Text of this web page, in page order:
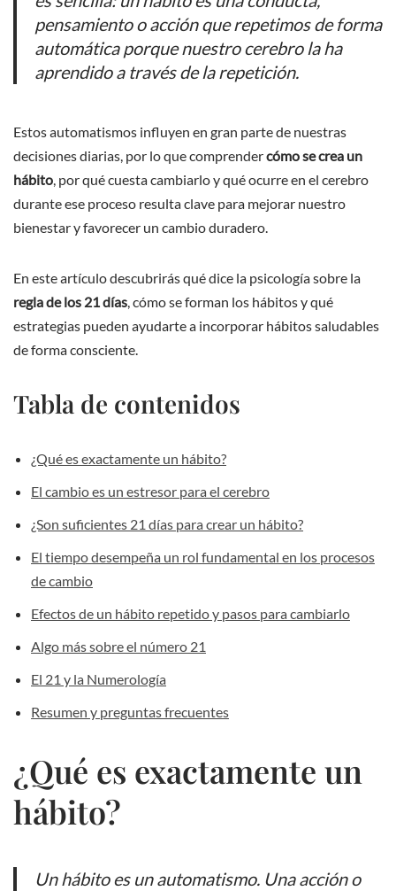
pensamiento o acción que repetimos de forma
automática porque nuestro cerebro la ha
aprendido a través de la repetición.
Estos automatismos influyen en gran parte de nuestras
decisiones diarias, por lo que comprendercómo se crea un
hábito, por qué cuesta cambiarlo y qué ocurre en el cerebro
durante ese proceso resulta clave para mejorar nuestro
bienestar y favorecer un cambio duradero.
En este artículo descubrirás qué dice la psicología sobre la
regla de los 21 días, cómo se forman los hábitos y qué
estrategias pueden ayudarte a incorporar hábitos saludables
de forma consciente.
Tabla de contenidos
¿Qué es exactamente un hábito?
El cambio es un estresor para el cerebro
¿Son suficientes 21 días para crear un hábito?
El tiempo desempeña un rol fundamental en los procesos
de cambio
Efectos de un hábito repetido y pasos para cambiarlo
Algo más sobre el número 21
El 21 y la Numerología
Resumen y preguntas frecuentes
¿Qué es exactamente un
hábito?
Un hábito es un automatismo. Una acción o